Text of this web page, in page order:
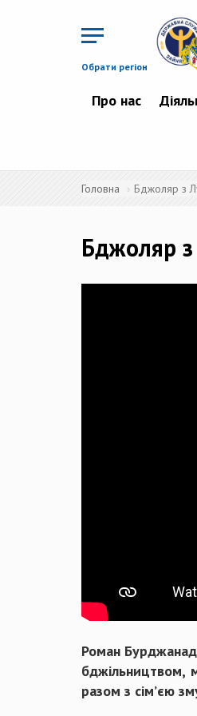
Обрати регіон
Про нас
Головна Бджоляр з
Бджоляр з
Роман
бджільництвом,
разом з сім’єю